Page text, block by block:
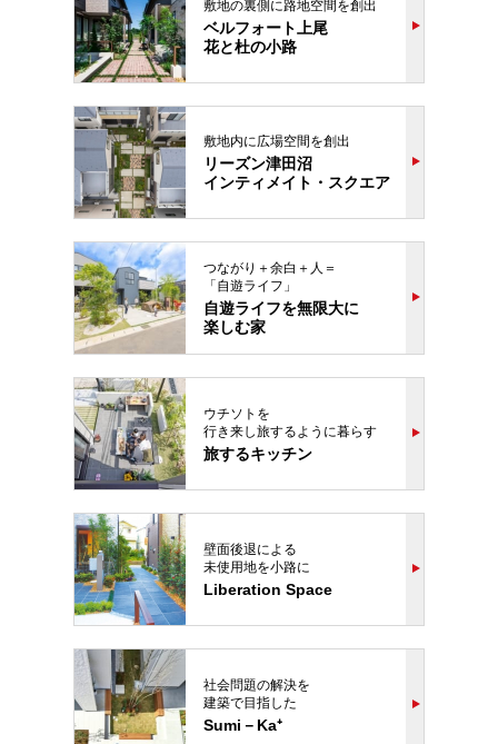
敷地の裏側に路地空間を創出
ベルフォート上尾
花と杜の小路
敷地内に広場空間を創出
リーズン津田沼
インティメイト・スクエア
つながり＋余白＋人＝
「自遊ライフ」
自遊ライフを無限大に
楽しむ家
ウチソトを
行き来し旅するように暮らす
旅するキッチン
壁面後退による
未使用地を小路に
Liberation Space
社会問題の解決を
建築で目指した
Sumi－Ka⁺